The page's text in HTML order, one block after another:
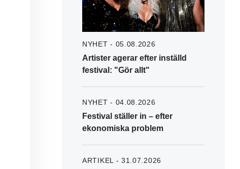
NYHET - 05.08.2026
Artister agerar efter inställd
festival: "Gör allt"
NYHET - 04.08.2026
Festival ställer in – efter
ekonomiska problem
ARTIKEL - 31.07.2026